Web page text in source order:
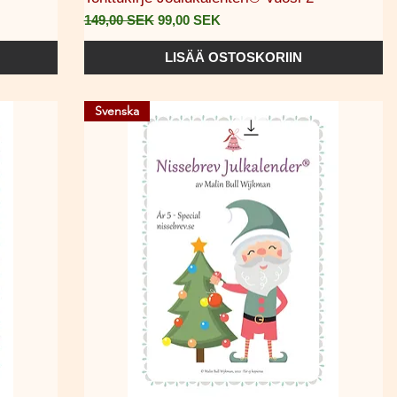
Normaali hinta
149,00 SEK Alehinta
99,00 SEK
LISÄÄ OSTOSKORIIN
Svenska